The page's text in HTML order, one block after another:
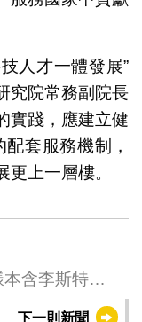
人才一體發展”
究院常務副院長
實踐，應建立健
配套服務機制，
上一層樓。
含李斯特氏
下一則新聞